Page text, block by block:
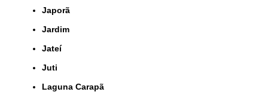
Japorã
Jardim
Jateí
Juti
Laguna Carapã